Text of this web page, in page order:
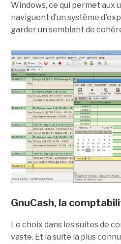
Windows, ce qui permet aux
naviguent d’un système
garder un semblant de
GnuCash, la
Le choix dans les suites de
vaste. Et la suite la plus